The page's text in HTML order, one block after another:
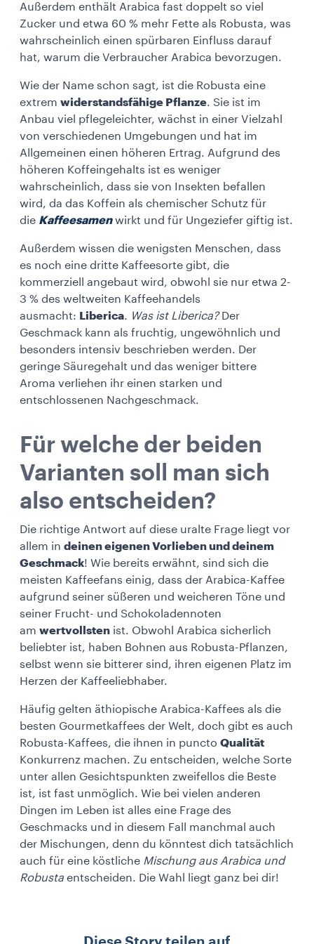
Außerdem enthält Arabica fast doppelt so viel
Zucker und etwa 60 % mehr Fette als Robusta, was
wahrscheinlich einen spürbaren Einfluss darauf
hat, warum die Verbraucher Arabica bevorzugen.
Wie der Name schon sagt, ist die Robusta eine
extrem widerstandsfähige Pflanze. Sie ist im
Anbau viel pflegeleichter, wächst in einer Vielzahl
von verschiedenen Umgebungen und hat im
Allgemeinen einen höheren Ertrag. Aufgrund des
höheren Koffeingehalts ist es weniger
wahrscheinlich, dass sie von Insekten befallen
wird, da das Koffein als chemischer Schutz für
die Kaffeesamenwirkt und für Ungeziefer giftig ist.
Außerdem wissen die wenigsten Menschen, dass
es noch eine dritte Kaffeesorte gibt, die
kommerziell angebaut wird, obwohl sie nur etwa 2-
3 % des weltweiten Kaffeehandels
ausmacht: Liberica. Was ist Liberica?Der
Geschmack kann als fruchtig, ungewöhnlich und
besonders intensiv beschrieben werden. Der
geringe Säuregehalt und das weniger bittere
Aroma verliehen ihr einen starken und
entschlossenen Nachgeschmack.
Für welche der beiden
Varianten soll man sich
also entscheiden?
Die richtige Antwort auf diese uralte Frage liegt vor
allem in deinen eigenen Vorlieben und deinem
Geschmack! Wie bereits erwähnt, sind sich die
meisten Kaffeefans einig, dass der Arabica-Kaffee
aufgrund seiner süßeren und weicheren Töne und
seiner Frucht- und Schokoladennoten
am wertvollsten ist. Obwohl Arabica sicherlich
beliebter ist, haben Bohnen aus Robusta-Pflanzen,
selbst wenn sie bitterer sind, ihren eigenen Platz im
Herzen der Kaffeeliebhaber.
Häufig gelten äthiopische Arabica-Kaffees als die
besten Gourmetkaffees der Welt, doch gibt es auch
Robusta-Kaffees, die ihnen in puncto Qualität
Konkurrenz machen. Zu entscheiden, welche Sorte
unter allen Gesichtspunkten zweifellos die Beste
ist, ist fast unmöglich. Wie bei vielen anderen
Dingen im Leben ist alles eine Frage des
Geschmacks und in diesem Fall manchmal auch
der Mischungen, denn du könntest dich tatsächlich
auch für eine köstliche Mischung aus Arabica und
Robusta entscheiden. Die Wahl liegt ganz bei dir!